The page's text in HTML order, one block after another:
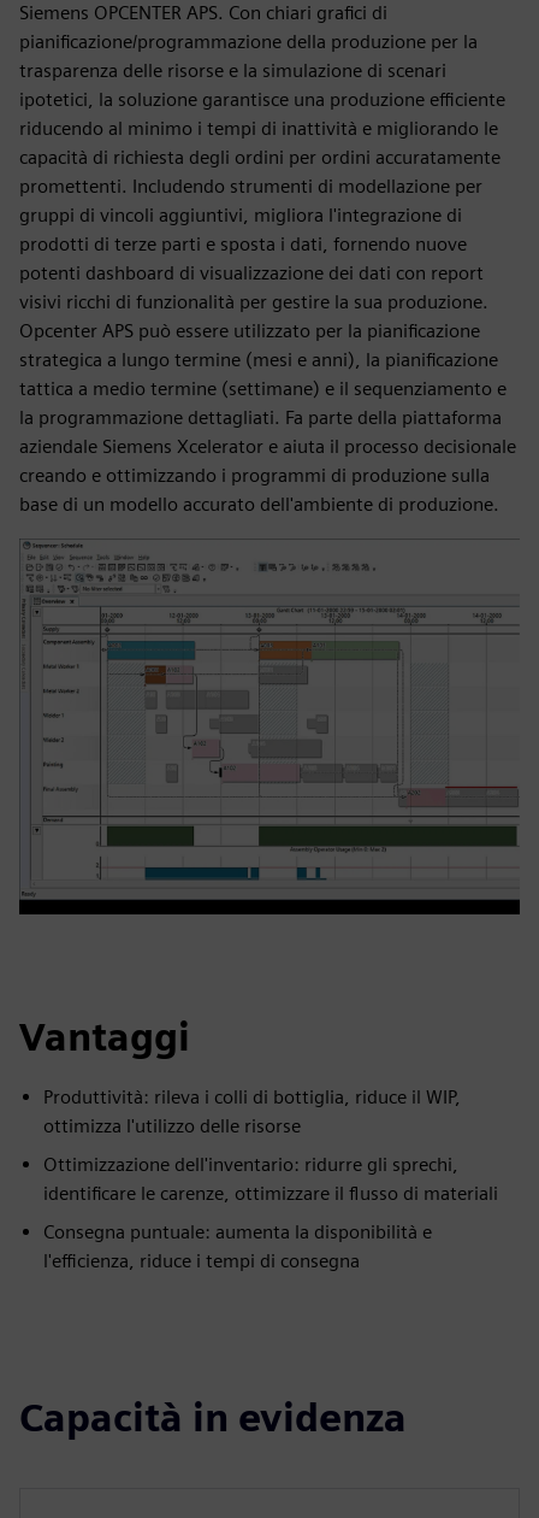
Siemens OPCENTER APS. Con chiari grafici di
pianificazione/programmazione della produzione per la
trasparenza delle risorse e la simulazione di scenari
ipotetici, la soluzione garantisce una produzione efficiente
riducendo al minimo i tempi di inattività e migliorando le
capacità di richiesta degli ordini per ordini accuratamente
promettenti. Includendo strumenti di modellazione per
gruppi di vincoli aggiuntivi, migliora l'integrazione di
prodotti di terze parti e sposta i dati, fornendo nuove
potenti dashboard di visualizzazione dei dati con report
visivi ricchi di funzionalità per gestire la sua produzione.
Opcenter APS può essere utilizzato per la pianificazione
strategica a lungo termine (mesi e anni), la pianificazione
tattica a medio termine (settimane) e il sequenziamento e
la programmazione dettagliati. Fa parte della piattaforma
aziendale Siemens Xcelerator e aiuta il processo decisionale
creando e ottimizzando i programmi di produzione sulla
base di un modello accurato dell'ambiente di produzione.
Vantaggi
Produttività: rileva i colli di bottiglia, riduce il WIP,
ottimizza l'utilizzo delle risorse
Ottimizzazione dell'inventario: ridurre gli sprechi,
identificare le carenze, ottimizzare il flusso di materiali
Consegna puntuale: aumenta la disponibilità e
l'efficienza, riduce i tempi di consegna
Capacità in evidenza